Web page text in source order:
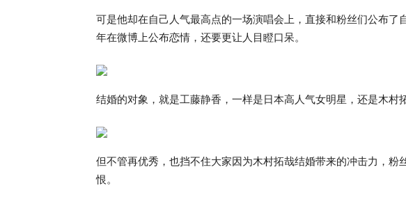
可是他却在自己人气最高点的一场演唱会上，直接和粉丝们公布了
年在微博上公布恋情，还要更让人目瞪口呆。
结婚的对象，就是工藤静香，一样是日本高人气女明星，还是木村
但不管再优秀，也挡不住大家因为木村拓哉结婚带来的冲击力，粉
恨。